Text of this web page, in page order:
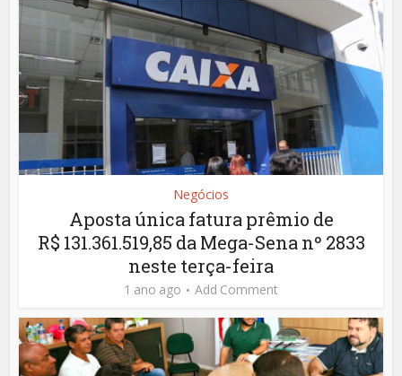
Negócios
Aposta única fatura prêmio de
R$ 131.361.519,85 da Mega-Sena nº 2833
neste terça-feira
1 ano ago Add Comment